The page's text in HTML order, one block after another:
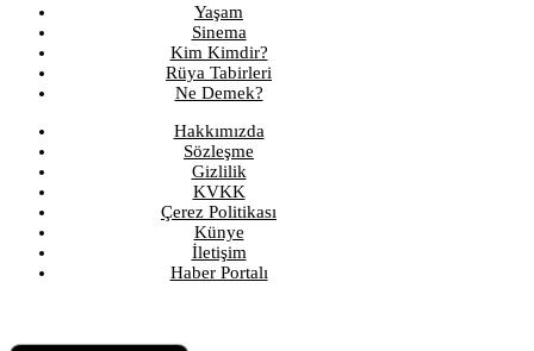
Yaşam
Sinema
Kim Kimdir?
Rüya Tabirleri
Ne Demek?
Hakkımızda
Sözleşme
Gizlilik
KVKK
Çerez Politikası
Künye
İletişim
Haber Portalı